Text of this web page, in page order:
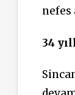
nefes
34